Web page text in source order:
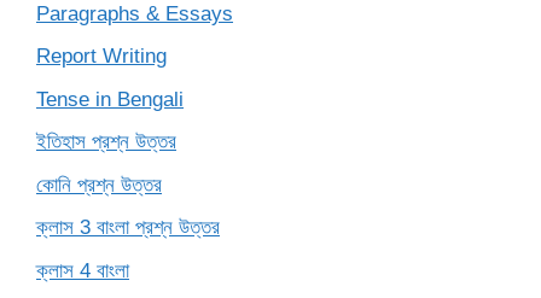
Paragraphs & Essays
Report Writing
Tense in Bengali
ইতিহাস প্রশ্ন উত্তর
কোনি প্রশ্ন উত্তর
ক্লাস 3 বাংলা প্রশ্ন উত্তর
ক্লাস 4 বাংলা